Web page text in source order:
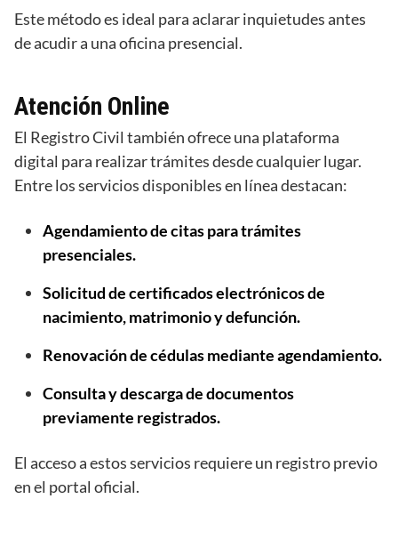
Este método es ideal para aclarar inquietudes antes
de acudir a una oficina presencial.
Atención Online
El Registro Civil también ofrece una plataforma
digital para realizar trámites desde cualquier lugar.
Entre los servicios disponibles en línea destacan:
Agendamiento de citas para trámites
presenciales.
Solicitud de certificados electrónicos de
nacimiento, matrimonio y defunción.
Renovación de cédulas mediante agendamiento.
Consulta y descarga de documentos
previamente registrados.
El acceso a estos servicios requiere un registro previo
en el portal oficial.